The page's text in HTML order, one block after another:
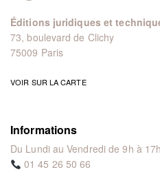
Éditions juridiques et
73, boulevard de Clichy
75009 Paris
VOIR SUR LA CARTE
Informations
Du Lundi au Vendredi de 9h à
01 45 26 50 66